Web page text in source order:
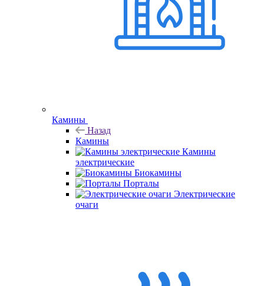
Камины
Назад
Камины
Камины
электрические
Биокамины
Порталы
Электрические
очаги